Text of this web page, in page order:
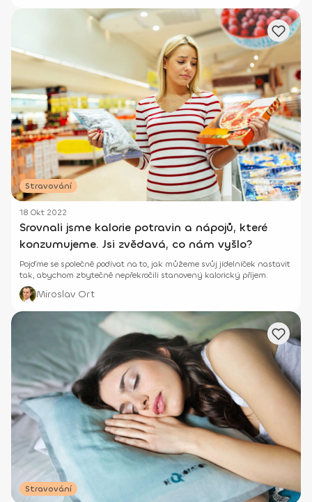
Stravování
18 Okt 2022
Srovnali jsme kalorie potravin a nápojů, které
konzumujeme. Jsi zvědavá, co nám vyšlo?
Pojďme se společně podívat na to, jak můžeme svůj jídelníček nastavit
tak, abychom zbytečně nepřekročili stanovený kalorický příjem.
Miroslav Ort
Stravování